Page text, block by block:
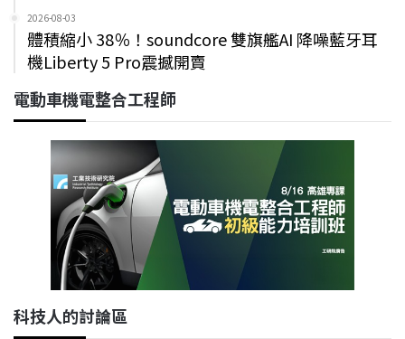
2026-08-03
體積縮小 38％！soundcore 雙旗艦AI 降噪藍牙耳
機Liberty 5 Pro震撼開賣
電動車機電整合工程師
科技人的討論區